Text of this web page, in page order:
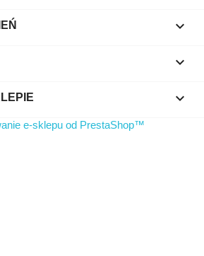


keyboard_arrow_down
e-sklepu od PrestaShop™